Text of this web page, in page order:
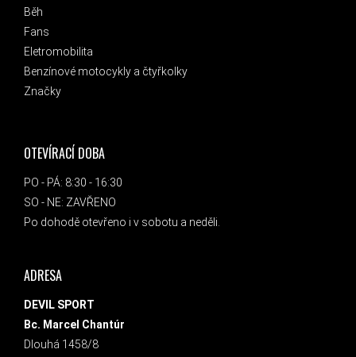
Běh
Fans
Eletromobilita
Benzínové motocykly a čtyřkolky
Značky
OTEVÍRACÍ DOBA
PO - PÁ: 8:30 - 16:30
SO - NE: ZAVŘENO
Po dohodě otevřeno i v sobotu a neděli.
ADRESA
DEVIL SPORT
Bc. Marcel Chantúr
Dlouhá 1458/8